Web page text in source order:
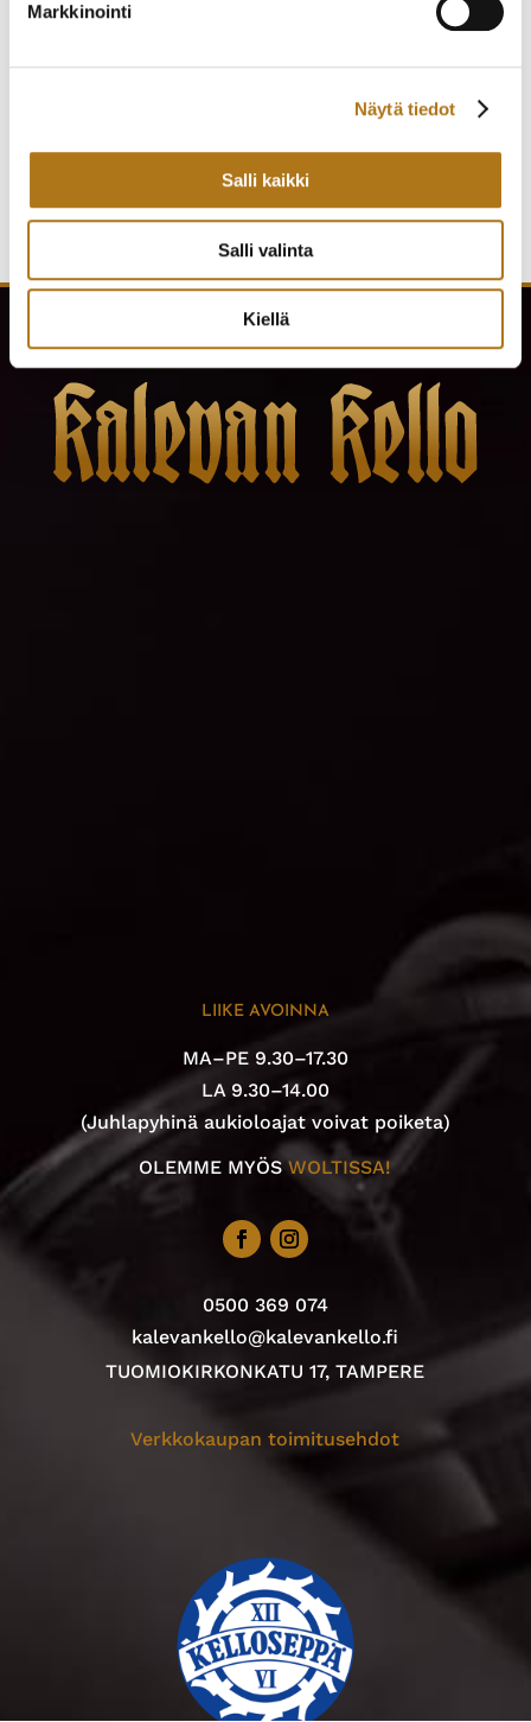
Markkinointi
Näytä tiedot
Salli kaikki
Salli valinta
Kiellä
KRONO
LIIKE AVOINNA
MA–PE 9.30–17.30
LA 9.30–14.00
(Juhlapyhinä aukioloajat voivat poiketa)
OLEMME MYÖSWOLTISSA!
0500 369 074
kalevankello@kalevankello.fi
TUOMIOKIRKONKATU 17, TAMPERE
Verkkokaupan toimitusehdot